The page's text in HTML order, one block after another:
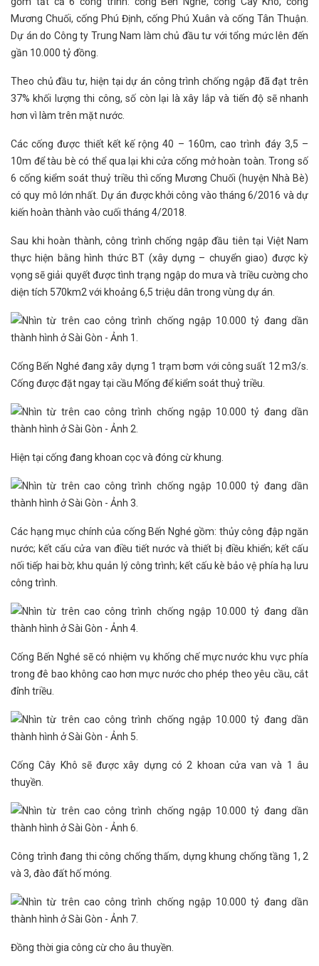
Mương Chuối, cống Phú Định, cống Phú Xuân và cống Tân Thuận.
Dự án do Công ty Trung Nam làm chủ đầu tư với tổng mức lên đến
gần 10.000 tỷ đồng.
Theo chủ đầu tư, hiện tại dự án công trình chống ngập đã đạt trên
37% khối lượng thi công, số còn lại là xây lắp và tiến độ sẽ nhanh
hơn vì làm trên mặt nước.
Các cống được thiết kết kế rộng 40 – 160m, cao trình đáy 3,5 –
10m để tàu bè có thể qua lại khi cửa cống mở hoàn toàn. Trong số
6 cống kiểm soát thuỷ triều thì cống Mương Chuối (huyện Nhà Bè)
có quy mô lớn nhất. Dự án được khởi công vào tháng 6/2016 và dự
kiến hoàn thành vào cuối tháng 4/2018.
Sau khi hoàn thành, công trình chống ngập đầu tiên tại Việt Nam
thực hiện bằng hình thức BT (xây dựng – chuyển giao) được kỳ
vọng sẽ giải quyết được tình trạng ngập do mưa và triều cường cho
diện tích 570km2 với khoảng 6,5 triệu dân trong vùng dự án.
Cống Bến Nghé đang xây dựng 1 trạm bơm với công suất 12 m3/s.
Cống được đặt ngay tại cầu Mống để kiểm soát thuỷ triều.
Hiện tại cống đang khoan cọc và đóng cừ khung.
Các hạng mục chính của cống Bến Nghé gồm: thủy công đập ngăn
nước; kết cấu cửa van điều tiết nước và thiết bị điều khiển; kết cấu
nối tiếp hai bờ; khu quản lý công trình; kết cấu kè bảo vệ phía hạ lưu
công trình.
Cống Bến Nghé sẽ có nhiệm vụ khống chế mực nước khu vực phía
trong đê bao không cao hơn mực nước cho phép theo yêu cầu, cắt
đỉnh triều.
Cống Cây Khô sẽ được xây dựng có 2 khoan cửa van và 1 âu
thuyền.
Công trình đang thi công chống thấm, dựng khung chống tầng 1, 2
và 3, đào đất hố móng.
Đồng thời gia công cừ cho âu thuyền.